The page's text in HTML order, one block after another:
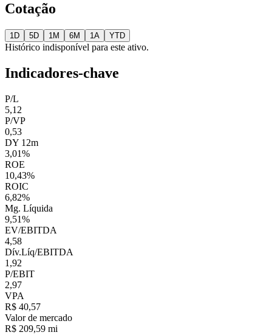
Cotação
1D 5D 1M 6M 1A YTD
Histórico indisponível para este ativo.
Indicadores-chave
P/L
5,12
P/VP
0,53
DY 12m
3,01%
ROE
10,43%
ROIC
6,82%
Mg. Líquida
9,51%
EV/EBITDA
4,58
Dív.Líq/EBITDA
1,92
P/EBIT
2,97
VPA
R$ 40,57
Valor de mercado
R$ 209,59 mi